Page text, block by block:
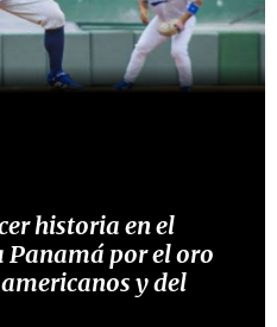
historia en el
Panamá por el oro
y del